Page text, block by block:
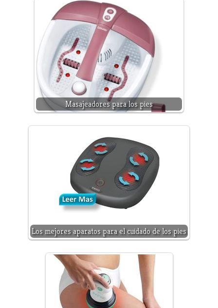
Masajeadores para los pies
Los mejores aparatos para el cuidado de los pies